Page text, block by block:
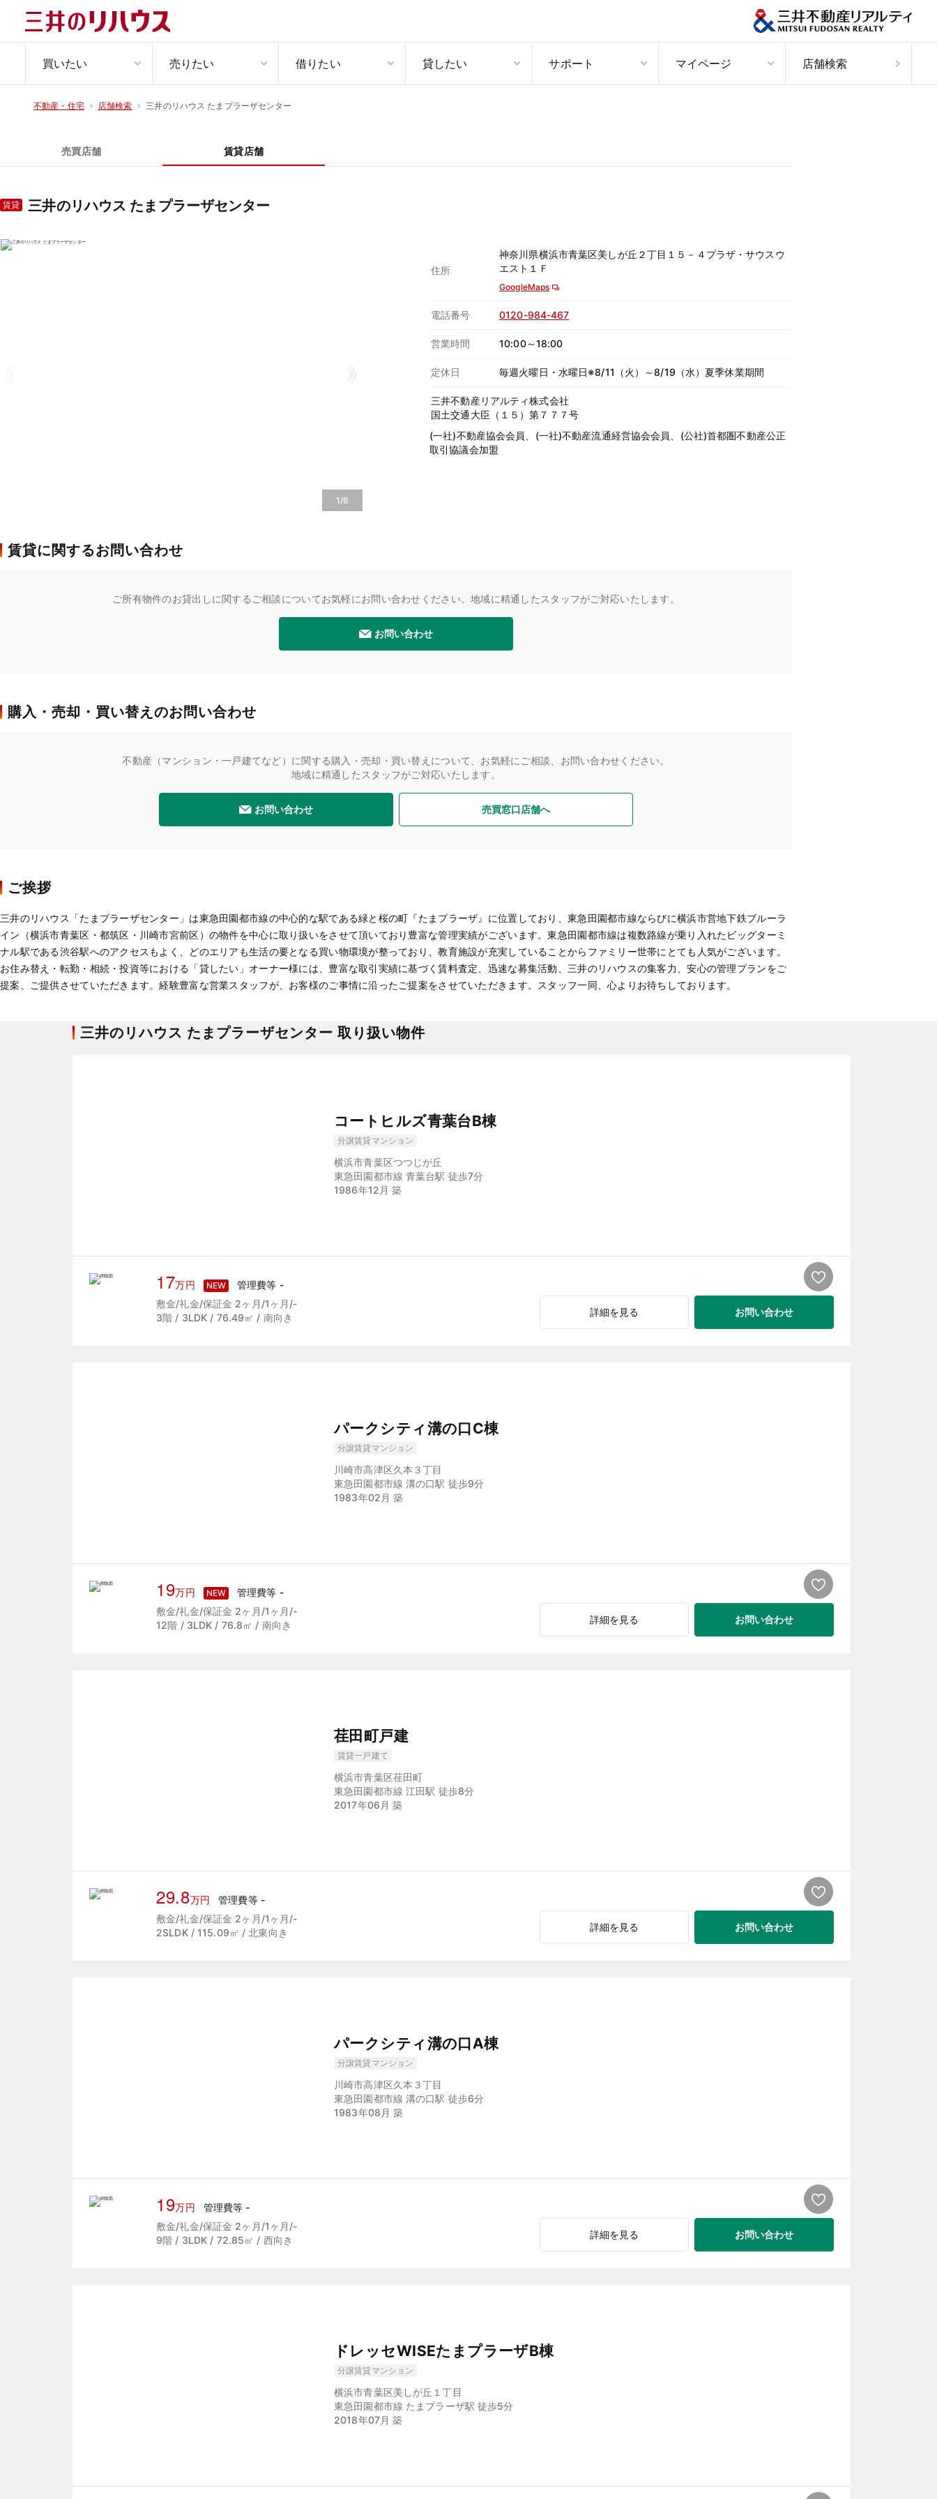
買いたい 売りたい 借りたい 貸したい サポート マイページ 店舗検索
不動産・住宅 店舗検索 三井のリハウス たまプラーザセンター
売買店舗 賃貸店舗
賃貸 三井のリハウス たまプラーザセンター
1/6
住所
神奈川県横浜市青葉区美しが丘２丁目１５－４プラザ・サウスウ
エスト１Ｆ
GoogleMaps
電話番号 0120-984-467
営業時間 10:00～18:00
定休日 毎週火曜日・水曜日※8/11（火）～8/19（水）夏季休業期間
三井不動産リアルティ株式会社
国土交通大臣（１５）第７７７号
(一社)不動産協会会員、(一社)不動産流通経営協会会員、(公社)首都圏不動産公正
取引協議会加盟
賃貸に関するお問い合わせ
ご所有物件のお貸出しに関するご相談についてお気軽にお問い合わせください。地域に精通したスタッフがご対応いたします。
お問い合わせ
購入・売却・買い替えのお問い合わせ
不動産（マンション・一戸建てなど）に関する購入・売却・買い替えについて、お気軽にご相談、お問い合わせください。
地域に精通したスタッフがご対応いたします。
お問い合わせ 売買窓口店舗へ
ご挨拶
三井のリハウス「たまプラーザセンター」は東急田園都市線の中心的な駅である緑と桜の町『たまプラーザ』に位置しており、東急田園都市線ならびに横浜市営地下鉄ブルーラ
イン（横浜市青葉区・都筑区・川崎市宮前区）の物件を中心に取り扱いをさせて頂いており豊富な管理実績がございます。東急田園都市線は複数路線が乗り入れたビッグターミ
ナル駅である渋谷駅へのアクセスもよく、どのエリアも生活の要となる買い物環境が整っており、教育施設が充実していることからファミリー世帯にとても人気がございます。
お住み替え・転勤・相続・投資等における「貸したい」オーナー様には、豊富な取引実績に基づく賃料査定、迅速な募集活動、三井のリハウスの集客力、安心の管理プランをご
提案、ご提供させていただきます。経験豊富な営業スタッフが、お客様のご事情に沿ったご提案をさせていただきます。スタッフ一同、心よりお待ちしております。
三井のリハウス たまプラーザセンター 取り扱い物件
コートヒルズ青葉台B棟
分譲賃貸マンション
横浜市青葉区つつじが丘
東急田園都市線 青葉台駅 徒歩7分
1986年12月 築
17万円 NEW
管理費等 -
敷金/礼金/保証金 2ヶ月/1ヶ月/-
3階 / 3LDK / 76.49㎡ / 南向き
詳細を見る お問い合わせ
パークシティ溝の口C棟
分譲賃貸マンション
川崎市高津区久本３丁目
東急田園都市線 溝の口駅 徒歩9分
1983年02月 築
19万円 NEW
管理費等 -
敷金/礼金/保証金 2ヶ月/1ヶ月/-
12階 / 3LDK / 76.8㎡ / 南向き
詳細を見る お問い合わせ
荏田町戸建
賃貸一戸建て
横浜市青葉区荏田町
東急田園都市線 江田駅 徒歩8分
2017年06月 築
29.8万円
管理費等 -
敷金/礼金/保証金 2ヶ月/1ヶ月/-
2SLDK / 115.09㎡ / 北東向き
詳細を見る お問い合わせ
パークシティ溝の口A棟
分譲賃貸マンション
川崎市高津区久本３丁目
東急田園都市線 溝の口駅 徒歩6分
1983年08月 築
19万円
管理費等 -
敷金/礼金/保証金 2ヶ月/1ヶ月/-
9階 / 3LDK / 72.85㎡ / 西向き
詳細を見る お問い合わせ
ドレッセWISEたまプラーザB棟
分譲賃貸マンション
横浜市青葉区美しが丘１丁目
東急田園都市線 たまプラーザ駅 徒歩5分
2018年07月 築